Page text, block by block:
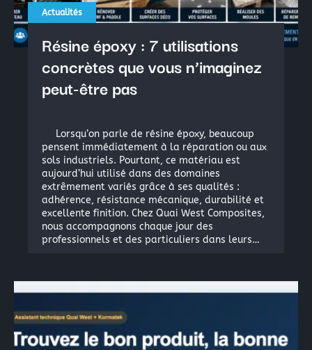
Actualités
Résine époxy : 7 utilisations
concrètes que vous n’imaginez
peut-être pas
Lorsqu’on parle de résine époxy, beaucoup
pensent immédiatement à la réparation ou aux
sols industriels. Pourtant, ce matériau est
aujourd’hui utilisé dans des domaines
extrêmement variés grâce à ses qualités :
adhérence, résistance mécanique, durabilité et
excellente finition. Chez Quai West Composites,
nous accompagnons chaque jour des
professionnels et des particuliers dans leurs…